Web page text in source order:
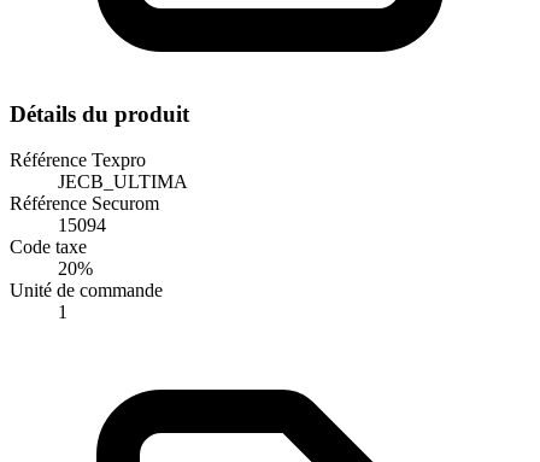
Détails du produit
Référence Texpro
JECB_ULTIMA
Référence Securom
15094
Code taxe
20%
Unité de commande
1